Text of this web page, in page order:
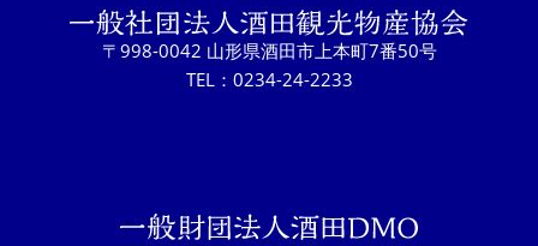
〒998-0042 山形県酒田市上本町7番50号
TEL：0234-24-2233